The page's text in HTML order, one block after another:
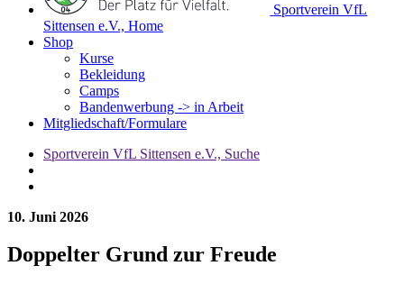
Sportverein VfL
Sittensen e.V., Home
Shop
Kurse
Bekleidung
Camps
Bandenwerbung -> in Arbeit
Mitgliedschaft/Formulare
Sportverein VfL Sittensen e.V., Suche
10. Juni 2026
Doppelter Grund zur Freude